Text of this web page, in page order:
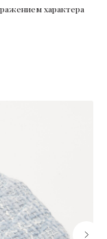
характера